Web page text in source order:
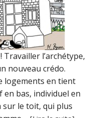
Travailler l’archétype,
nouveau crédo.
logements en tient
en bas, individuel en
sur le toit, qui plus